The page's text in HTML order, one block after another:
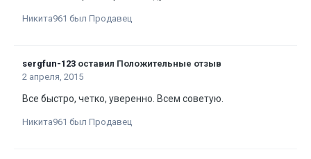
Никита961 был Продавец
sergfun-123 оставил Положительные отзыв
2 апреля, 2015
Все быстро, четко, уверенно. Всем советую.
Никита961 был Продавец